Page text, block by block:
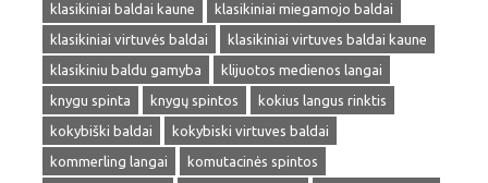
klasikiniai baldai kaune
klasikiniai miegamojo baldai
klasikiniai virtuvės baldai
klasikiniai virtuves baldai kaune
klasikiniu baldu gamyba
klijuotos medienos langai
knygu spinta
knygų spintos
kokius langus rinktis
kokybiški baldai
kokybiski virtuves baldai
kommerling langai
komutacinės spintos